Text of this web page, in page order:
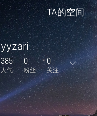
TA的空间
yyzari
385
人气
0
粉丝
0
关注
0
回复
0
日志